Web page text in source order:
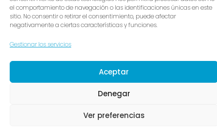
el comportamiento de navegación o las identificaciones únicas en este
sitio. No consentir o retirar el consentimiento, puede afectar
negativamente a ciertas características y funciones.
Gestionar los servicios
Aceptar
Denegar
Ver preferencias